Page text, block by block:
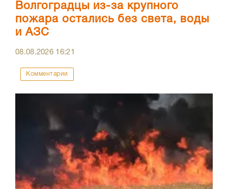
Волгоградцы из-за крупного
пожара остались без света, воды
и АЗС
08.08.2026 16:21
Комментарии